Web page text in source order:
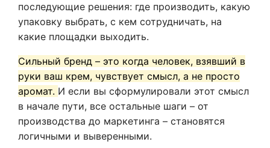
последующие решения: где производить, какую
упаковку выбрать, с кем сотрудничать, на
какие площадки выходить.
Сильный бренд – это когда человек, взявший в
руки ваш крем, чувствует смысл, а не просто
аромат. И если вы сформулировали этот смысл
в начале пути, все остальные шаги – от
производства до маркетинга – становятся
логичными и выверенными.